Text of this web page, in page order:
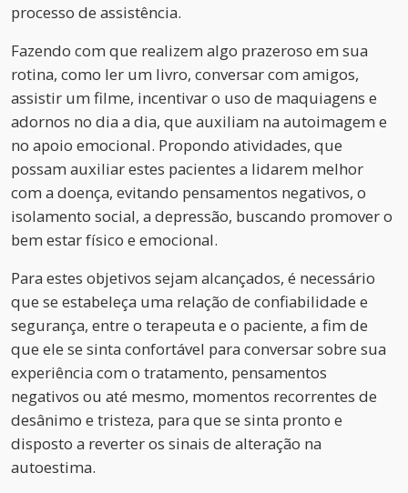
processo de assistência.
Fazendo com que realizem algo prazeroso em sua
rotina, como ler um livro, conversar com amigos,
assistir um filme, incentivar o uso de maquiagens e
adornos no dia a dia, que auxiliam na autoimagem e
no apoio emocional. Propondo atividades, que
possam auxiliar estes pacientes a lidarem melhor
com a doença, evitando pensamentos negativos, o
isolamento social, a depressão, buscando promover o
bem estar físico e emocional.
Para estes objetivos sejam alcançados, é necessário
que se estabeleça uma relação de confiabilidade e
segurança, entre o terapeuta e o paciente, a fim de
que ele se sinta confortável para conversar sobre sua
experiência com o tratamento, pensamentos
negativos ou até mesmo, momentos recorrentes de
desânimo e tristeza, para que se sinta pronto e
disposto a reverter os sinais de alteração na
autoestima.